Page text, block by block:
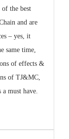
the best
and are
– yes, it
same time,
of effects &
ofTJ&MC,
a must have.